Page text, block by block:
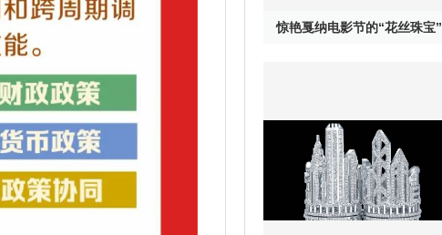
惊艳戛纳电影节的“花丝珠宝”